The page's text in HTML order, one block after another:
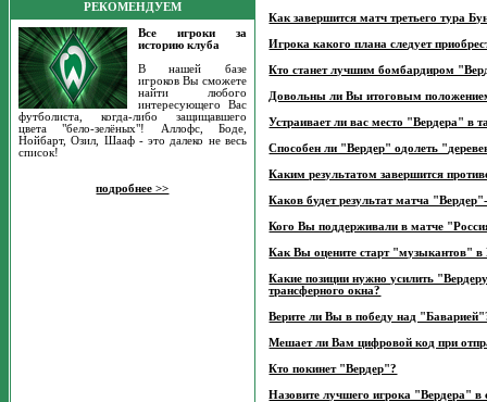
РЕКОМЕНДУЕМ
Все игроки за
историю клуба
В нашей базе
игроков Вы сможете
найти любого
интересующего Вас
футболиста, когда-либо защищавшего
цвета "бело-зелёных"! Аллофс, Боде,
Нойбарт, Озил, Шааф - это далеко не весь
список!
подробнее >>
Как завершится матч третьего тура
Игрока какого плана следует
Кто станет лучшим бомбардиром
Довольны ли Вы итоговым
Устраивает ли вас место "Вердера" в
Способен ли "Вердер" одолеть
Каким результатом завершится
Каков будет результат матча
Кого Вы поддерживали в матче
Как Вы оцените старт "музыкантов" в
Какие позиции нужно усилить
трансферного окна?
Верите ли Вы в победу над
Мешает ли Вам цифровой код при
Кто покинет "Вердер"?
Назовите лучшего игрока "Вердера" в